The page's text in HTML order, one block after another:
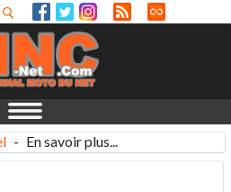
- En savoir plus...